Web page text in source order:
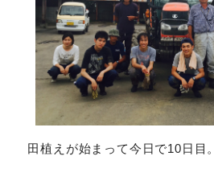
田植えが始まって今日で10日目。